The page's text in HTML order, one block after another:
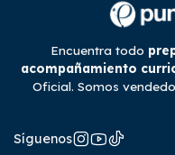
Encuentra todo
acompañamiento
Oficial. Somos
Síguenos